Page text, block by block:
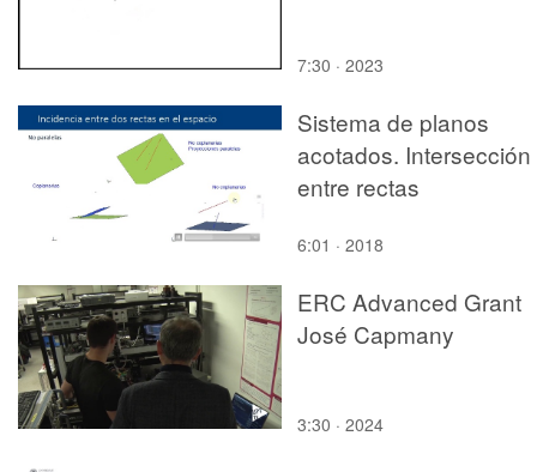
7:30 · 2023
Sistema de planos
acotados. Intersección
entre rectas
6:01 · 2018
ERC Advanced Grant
José Capmany
3:30 · 2024